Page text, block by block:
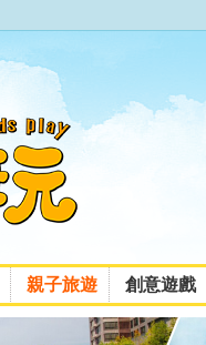
親子旅遊 創意遊戲